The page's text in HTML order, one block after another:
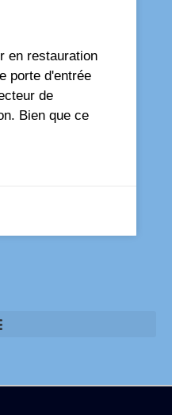
en restauration
porte d'entrée
de
Bien que ce